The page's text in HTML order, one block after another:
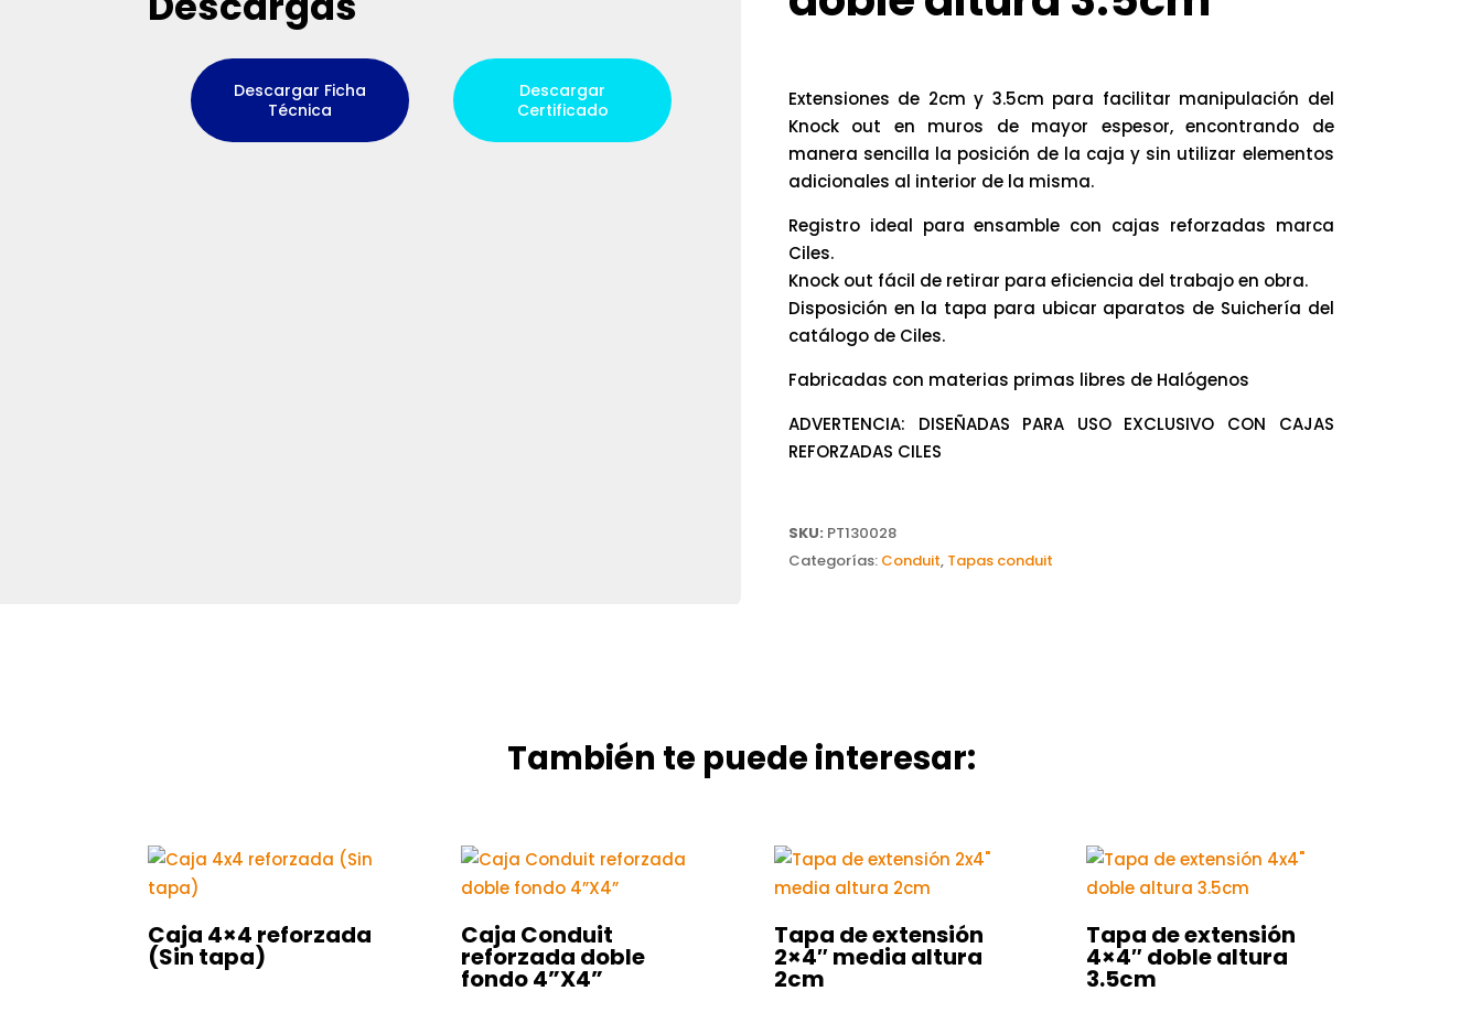
Descargar
Certificado
Descargar Ficha
Técnica
Extensiones de 2cm y 3.5cm para facilitar manipulación del
Knock out en muros de mayor espesor, encontrando de
manera sencilla la posición de la caja y sin utilizar elementos
adicionales al interior de la misma.
Registro ideal para ensamble con cajas reforzadas marca
Ciles.
Knock out fácil de retirar para eficiencia del trabajo en obra.
Disposición en la tapa para ubicar aparatos de Suichería del
catálogo de Ciles.
Fabricadas con materias primas libres de Halógenos
ADVERTENCIA: DISEÑADAS PARA USO EXCLUSIVO CON CAJAS
REFORZADAS CILES
SKU: PT130028
Categorías: Conduit, Tapas conduit
También te puede interesar:
Caja 4×4 reforzada
(Sin tapa)
Caja Conduit
reforzada doble
fondo 4”X4”
Tapa de extensión
2×4″ media altura
2cm
Tapa de extensión
4×4″ doble altura
3.5cm